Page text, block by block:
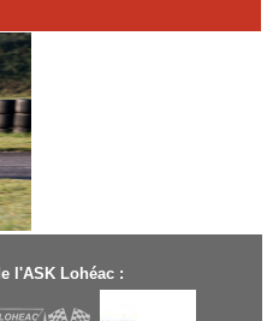
l'ASK Lohéac :